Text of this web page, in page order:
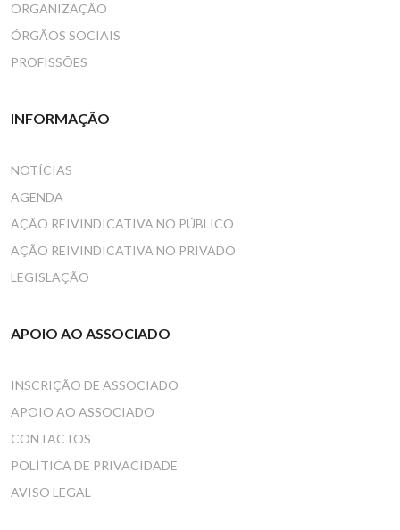
ORGANIZAÇÃO
ÓRGÃOS SOCIAIS
PROFISSÕES
INFORMAÇÃO
NOTÍCIAS
AGENDA
AÇÃO REIVINDICATIVA NO PÚBLICO
AÇÃO REIVINDICATIVA NO PRIVADO
LEGISLAÇÃO
APOIO AO ASSOCIADO
INSCRIÇÃO DE ASSOCIADO
APOIO AO ASSOCIADO
CONTACTOS
POLÍTICA DE PRIVACIDADE
AVISO LEGAL